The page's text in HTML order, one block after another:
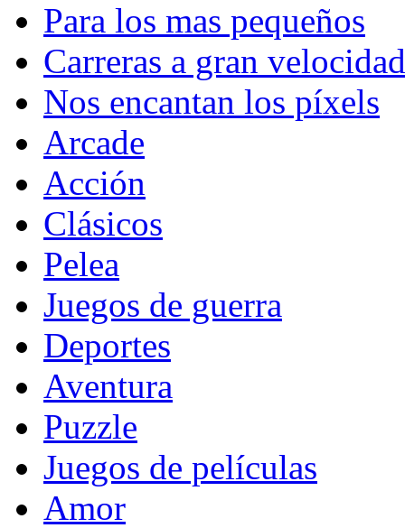
Para los mas pequeños
Carreras a gran velocidad
Nos encantan los píxels
Arcade
Acción
Clásicos
Pelea
Juegos de guerra
Deportes
Aventura
Puzzle
Juegos de películas
Amor